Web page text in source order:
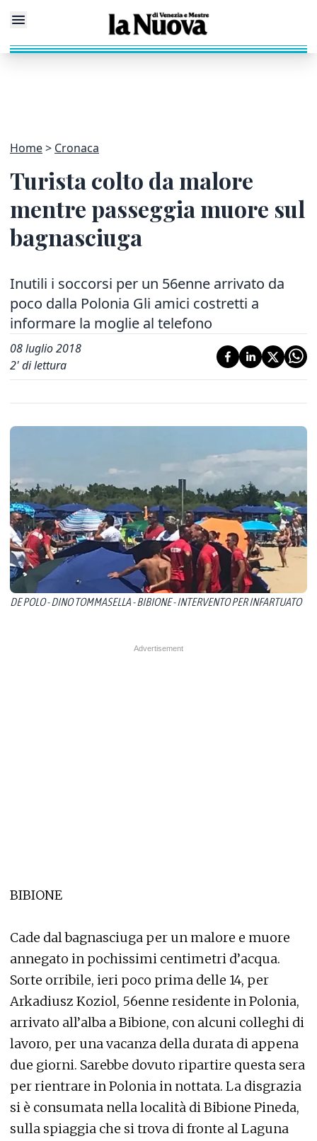
Home Cronaca
Turista colto da malore
mentre passeggia muore sul
bagnasciuga
Inutili i soccorsi per un 56enne arrivato da
poco dalla Polonia Gli amici costretti a
informare la moglie al telefono
08 luglio 2018
2' di lettura
DE POLO - DINO TOMMASELLA - BIBIONE - INTERVENTO PER INFARTUATO
BIBIONE
Cade dal bagnasciuga per un malore e muore
annegato in pochissimi centimetri d’acqua.
Sorte orribile, ieri poco prima delle 14, per
Arkadiusz Koziol, 56enne residente in Polonia,
arrivato all’alba a Bibione, con alcuni colleghi di
lavoro, per una vacanza della durata di appena
due giorni. Sarebbe dovuto ripartire questa sera
per rientrare in Polonia in nottata. La disgrazia
si è consumata nella località di Bibione Pineda,
sulla spiaggia che si trova di fronte al Laguna